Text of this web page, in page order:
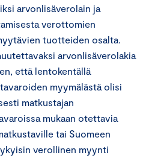
arvonlisäverolain ja
verottomien
tuotteiden osalta.
arvonlisäverolakia
että lentokentällä
myymälästä olisi
matkustajan
mukaan otettavia
tai Suomeen
verollinen myynti